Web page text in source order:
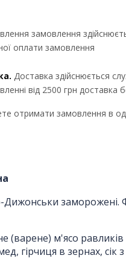
замовлення
оплати замовлення
Доставка здійснюється
від 2500 грн доставка
отримати замовлення в
Дижонськи заморожені.
(варене) м'ясо
гірчиця в зернах, сік